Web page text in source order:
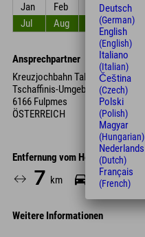
Jan
Feb Mrz Apr
Jul
Aug Sep Okt
Ansprechpartner
Kreuzjochbahn Talstation
Tschaffinis-Umgebung 26
6166 Fulpmes
ÖSTERREICH
Entfernung vom Hotel
7 km 12 Min.
Weitere Informationen
Deutsch
(German)
English
(English)
Italiano
(Italian)
Čeština
(Czech)
Polski
(Polish)
Magyar
(Hungarian)
Nederlands
(Dutch)
Français
(French)